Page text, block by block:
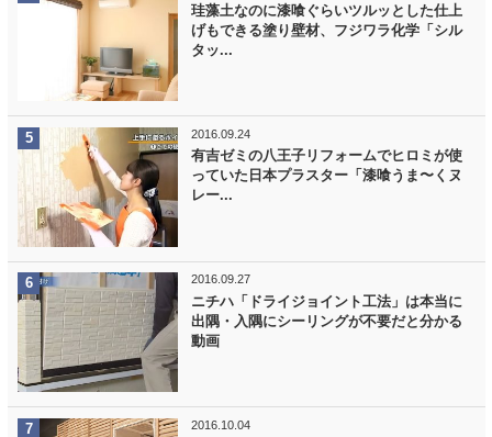
珪藻土なのに漆喰ぐらいツルッとした仕上
げもできる塗り壁材、フジワラ化学「シル
タッ...
2016.09.24
有吉ゼミの八王子リフォームでヒロミが使
っていた日本プラスター「漆喰うま〜くヌ
レー...
2016.09.27
ニチハ「ドライジョイント工法」は本当に
出隅・入隅にシーリングが不要だと分かる
動画
2016.10.04